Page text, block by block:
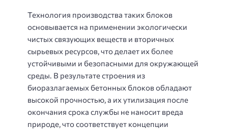
Технология производства таких блоков
основывается на применении экологически
чистых связующих веществ и вторичных
сырьевых ресурсов, что делает их более
устойчивыми и безопасными для окружающей
среды. В результате строения из
биоразлагаемых бетонных блоков обладают
высокой прочностью, а их утилизация после
окончания срока службы не наносит вреда
природе, что соответствует концепции